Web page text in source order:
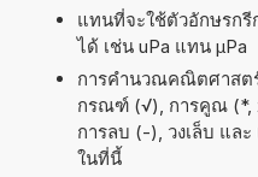
แทนที่จะใช้ตัวอักษรก
ได้ เช่น uPa แทน µPa
การคำนวณคณิตศาสต
กรณฑ์ (√), การคูณ (*,
การลบ (-), วงเล็บ แล
ในที่นี้